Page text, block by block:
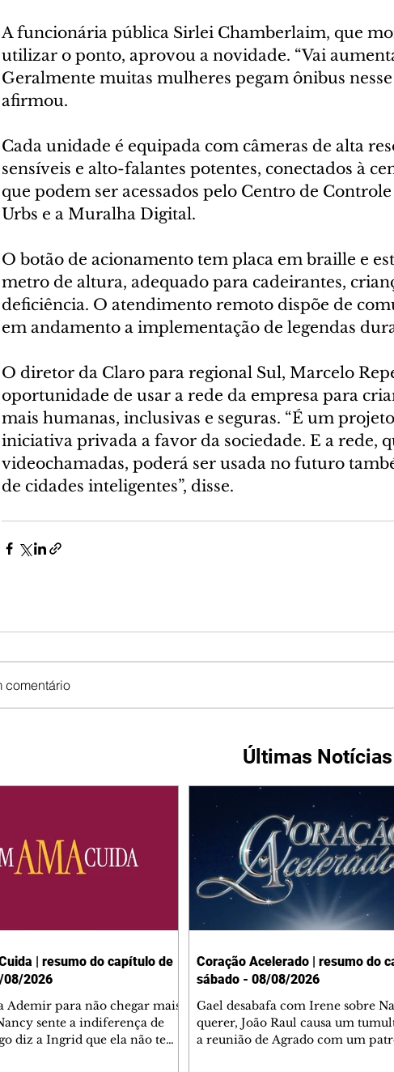
A funcionária pública Sirlei Chamberlaim, que
utilizar o ponto, aprovou a novidade. “Vai
Geralmente muitas mulheres pegam ônibus
afirmou.
Cada unidade é equipada com câmeras de alta
sensíveis e alto-falantes potentes, conectados à
que podem ser acessados pelo Centro de
Urbs e a Muralha Digital.
O botão de acionamento tem placa em braille e
metro de altura, adequado para cadeirantes,
deficiência. O atendimento remoto dispõe de
em andamento a implementação de legendas
O diretor da Claro para regional Sul, Marcelo
oportunidade de usar a rede da empresa para
mais humanas, inclusivas e seguras. “É um
iniciativa privada a favor da sociedade. E a rede,
videochamadas, poderá ser usada no futuro
de cidades inteligentes”, disse.
comentário
Últimas Notícias
| resumo do capítulo de
08/2026
Ademir para não chegar mais
sente a indiferença de
diz a Ingrid que ela não tem
Coração Acelerado | resumo do
sábado - 08/08/2026
Gael desabafa com Irene sobre
querer, João Raul causa um
a reunião de Agrado com um